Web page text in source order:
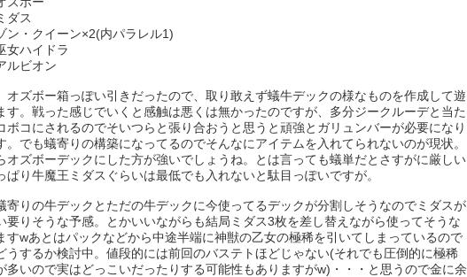
ダス
ン・クイーン×2(内パラレル1)
女ハイドラ
ルビオン
オズボー箱っぽい引きだったので、取り敢えず蟻牛デックの様なものを作成して遊
す。戦った感じでいくと感触は悪くは無かったのですが、多分ジークルーデと当た
ボコにされるのでそいつらと張り合おうと思うと頑強とガリュンバーが必要になり
。でも蟻寄りの構築になってるのでそんなにアイテムを入れてられないのが現状。
オズボーデックにした方が強いでしょうね。とは言っても蟻単だとさすがに厳しい
ぱり牛魔王ミダスぐらいは最低でも入れないと駄目っぽいですが。
寄りの牛デックとただの牛デックに今使ってるデックが分割しそうなのでミダスが
要りそうな予感。とかいいながらも結局ミダス3枚を差し替えながら使ってそうな
すwあとはパックなどから中途半端に神獣の乙女の極稀を引いてしまっているので
うするか検討中。値段的には前回のバステトほどじゃない(それでも圧倒的に極稀
多いので実はどっこいだったりする可能性もありますがw)・・・と思うので金に余